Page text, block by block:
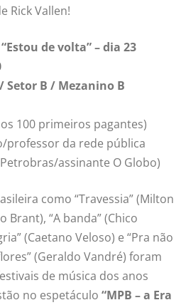
Rick Vallen!
de volta” – dia 23
Setor B / Mezanino B
100 primeiros pagantes)
professor da rede pública
assinante O Globo)
como “Travessia” (Milton
Brant), “A banda” (Chico
(Caetano Veloso) e “Pra não
(Geraldo Vandré) foram
de música dos anos
no espetáculo “MPB – a Era